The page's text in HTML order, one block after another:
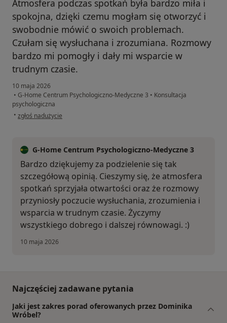
Atmosfera podczas spotkań była bardzo miła i
spokojna, dzięki czemu mogłam się otworzyć i
swobodnie mówić o swoich problemach.
Czułam się wysłuchana i zrozumiana. Rozmowy
bardzo mi pomogły i dały mi wsparcie w
trudnym czasie.
10 maja 2026
• G-Home Centrum Psychologiczno-Medyczne 3 • Konsultacja
psychologiczna
• w opinii użytkownika DP
zgłoś nadużycie
G-Home Centrum Psychologiczno-Medyczne 3
Bardzo dziękujemy za podzielenie się tak
szczegółową opinią. Cieszymy się, że atmosfera
spotkań sprzyjała otwartości oraz że rozmowy
przyniosły poczucie wysłuchania, zrozumienia i
wsparcia w trudnym czasie. Życzymy
wszystkiego dobrego i dalszej równowagi. :)
10 maja 2026
Najczęściej zadawane pytania
Jaki jest zakres porad oferowanych przez Dominika
Wróbel?